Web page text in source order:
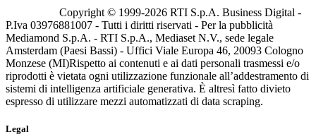
Copyright © 1999-2026 RTI S.p.A. Business Digital -
P.Iva 03976881007 - Tutti i diritti riservati - Per la pubblicità
Mediamond S.p.A. - RTI S.p.A., Mediaset N.V., sede legale
Amsterdam (Paesi Bassi) - Uffici Viale Europa 46, 20093 Cologno
Monzese (MI)Rispetto ai contenuti e ai dati personali trasmessi e/o
riprodotti è vietata ogni utilizzazione funzionale all’addestramento di
sistemi di intelligenza artificiale generativa. È altresì fatto divieto
espresso di utilizzare mezzi automatizzati di data scraping.
Legal